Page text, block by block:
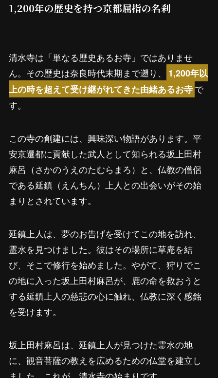
1,200年の歴史を持つ京都屈指の名刹
清水寺は「単なる歴史あるお寺」ではありませ
ん。その歴史は奈良時代末期まで遡り、
1,200年以
上の時を超えて受け継がれてきた由緒あるお寺で
す。
この寺の創建には、興味深い物語があります。平
安京遷都に貢献した武人として知られる坂上田村
麻呂（さかのうえのたむらまろ）と、仏教の僧侶
である延鎮（えんちん）上人との出会いがその始
まりとされています。
延鎮上人は、夢のお告げを受けてこの地を訪れ、
霊水を見つけました。彼はその場所に草庵を結
び、そこで修行を始めました。やがて、狩りでこ
の地に入った坂上田村麻呂が、鹿の命を救おうと
する延鎮上人の慈悲の心に触れ、仏教に深く感銘
を受けます。
坂上田村麻呂は、延鎮上人が見つけた霊水の地
に、観音菩薩の教えを広めるための仏堂を建立し
ました。これが、清水寺の始まりです。